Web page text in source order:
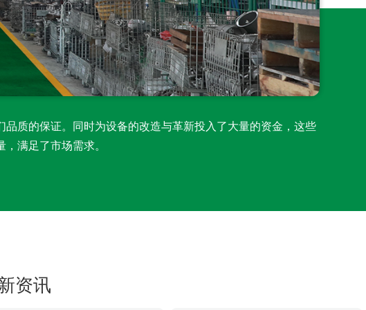
质的保证。同时为设备的改造与革新投入了大量的资金，这些
满足了市场需求。
资讯